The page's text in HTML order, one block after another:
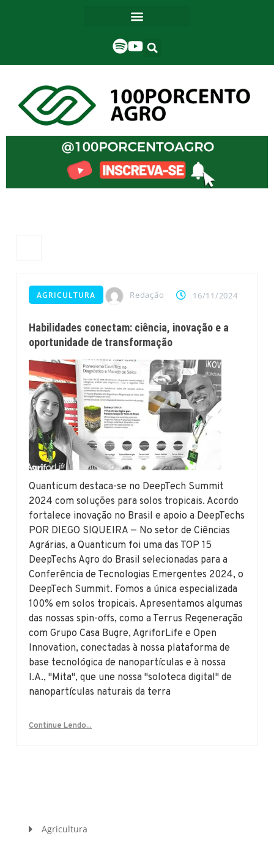
AGRICULTURA Redação 16/11/2024
Habilidades conectam: ciência, inovação e a
oportunidade de transformação
Quanticum destaca-se no DeepTech Summit
2024 com soluções para solos tropicais. Acordo
fortalece inovação no Brasil e apoio a DeepTechs
POR DIEGO SIQUEIRA — No setor de Ciências
Agrárias, a Quanticum foi uma das TOP 15
DeepTechs Agro do Brasil selecionadas para a
Conferência de Tecnologias Emergentes 2024, o
DeepTech Summit. Fomos a única especializada
100% em solos tropicais. Apresentamos algumas
das nossas spin-offs, como a Terrus Regeneração
com Grupo Casa Bugre, AgriforLife e Open
Innovation, conectadas à nossa plataforma de
base tecnológica de nanopartículas e à nossa
I.A., "Mita", que une nossa "soloteca digital" de
nanopartículas naturais da terra
Continue Lendo...
Agricultura